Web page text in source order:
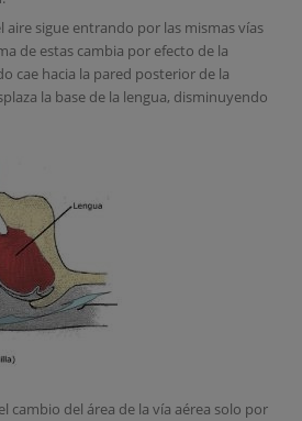
sigue entrando por las mismas vías
de estas cambia por efecto de la
cae hacia la pared posterior de la
la base de la lengua, disminuyendo
cambio del área de la vía aérea solo por